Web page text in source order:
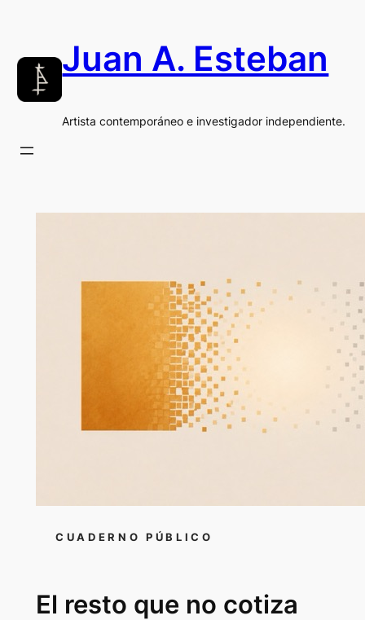
Juan A. Esteban
Artista contemporáneo e investigador independiente.
CUADERNO PÚBLICO
El resto que no cotiza